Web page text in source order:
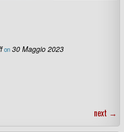
on 30 Maggio 2023
next →